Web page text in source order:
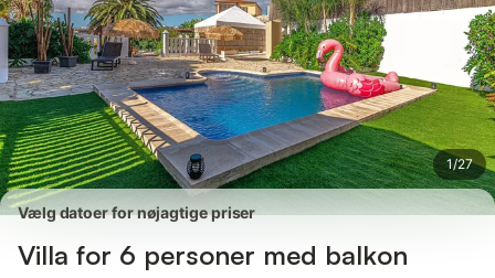
1/27
Vælg datoer for nøjagtige priser
Villa for 6 personer med balkon